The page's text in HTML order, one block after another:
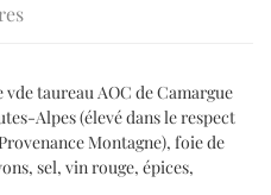
vde taureau AOC de Camargue
Alpes (élevé dans le respect
Montagne), foie de
sel, vin rouge, épices,